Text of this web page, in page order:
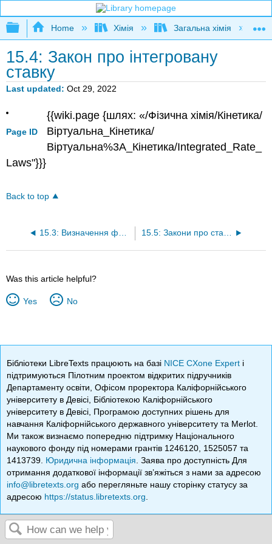
Expand/collapse global hierarchy
Home Хімія Загальна хімія
15.4: Закон про інтегровану
ставку
Last updated Oct 29, 2022
Page ID
{{wiki.page {шлях: «/Фізична хімія/Кінетика/
Віртуальна_Кінетика/
Віртуальна%3A_Кінетика/Integrated_Rate_
Laws"}}}
Back to top
15.3: Визначення форми закону про ставки 15.5: Закони про ставки: резюме
Was this article helpful?
Yes No
Бібліотеки LibreTexts працюють на базі NICE CXone Expert і
підтримуються Пілотним проектом відкритих підручників
Департаменту освіти, Офісом проректора Каліфорнійського
університету в Девісі, Бібліотекою Каліфорнійського
університету в Девісі, Програмою доступних рішень для
навчання Каліфорнійського державного університету та Merlot.
Ми також визнаємо попередню підтримку Національного
наукового фонду під номерами грантів 1246120, 1525057 та
1413739. Юридична інформація . Заява про доступність Для
отримання додаткової інформації зв’яжіться з нами за адресою
info@libretexts.org або перегляньте нашу сторінку статусу за
адресою https://status.libretexts.org